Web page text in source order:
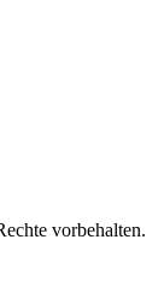
vorbehalten.